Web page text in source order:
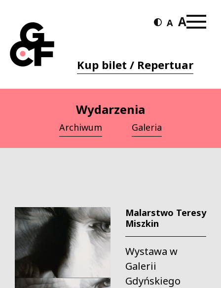
Kup bilet / Repertuar
Wydarzenia
Archiwum Galeria
Malarstwo Teresy
Miszkin
Wystawa w
Galerii
Gdyńskiego